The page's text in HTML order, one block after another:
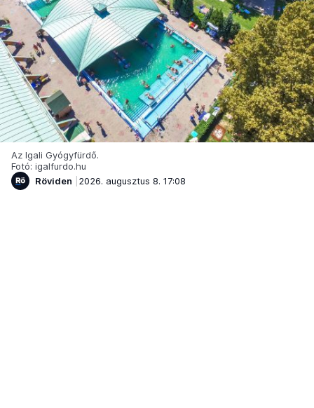
Az Igali Gyógyfürdő.
Fotó: igalfurdo.hu
Röviden
2026. augusztus 8. 17:08